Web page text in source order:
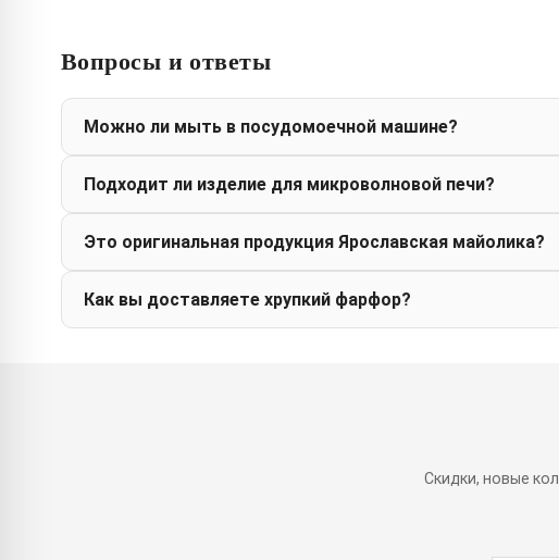
Вопросы и ответы
Можно ли мыть в посудомоечной машине?
Подходит ли изделие для микроволновой печи?
Это оригинальная продукция Ярославская майолика?
Как вы доставляете хрупкий фарфор?
Скидки, новые